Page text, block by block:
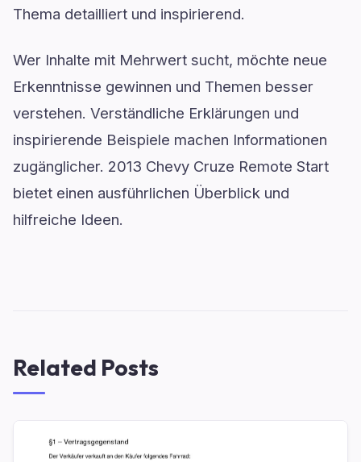
Thema detailliert und inspirierend.
Wer Inhalte mit Mehrwert sucht, möchte neue
Erkenntnisse gewinnen und Themen besser
verstehen. Verständliche Erklärungen und
inspirierende Beispiele machen Informationen
zugänglicher. 2013 Chevy Cruze Remote Start
bietet einen ausführlichen Überblick und
hilfreiche Ideen.
Related Posts